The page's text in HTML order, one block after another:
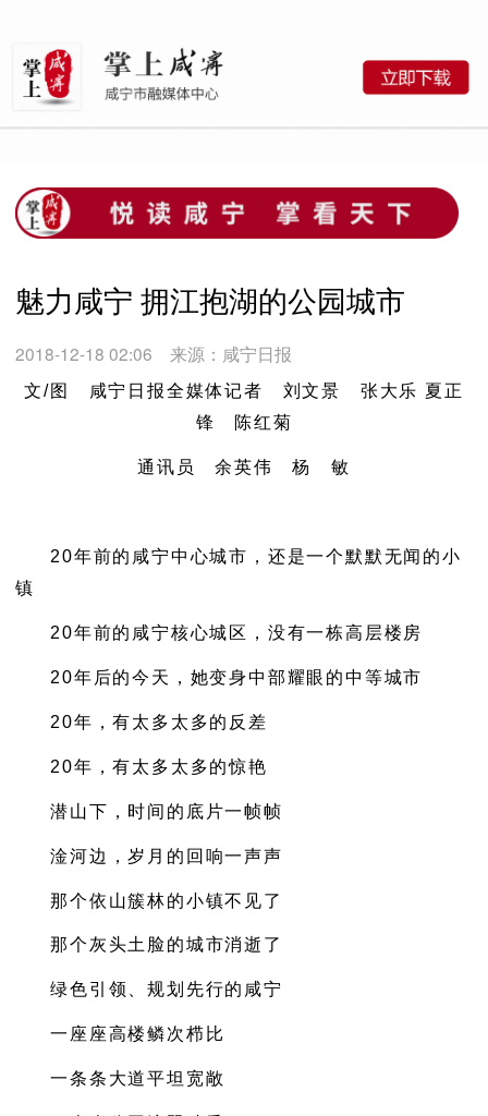
魅力咸宁 拥江抱湖的公园城市
2018-12-18 02:06 来源：咸宁日报
文/图 咸宁日报全媒体记者 刘文景 张大乐 夏正
锋 陈红菊
通讯员 余英伟 杨 敏
20年前的咸宁中心城市，还是一个默默无闻的小
镇
20年前的咸宁核心城区，没有一栋高层楼房
20年后的今天，她变身中部耀眼的中等城市
20年，有太多太多的反差
20年，有太多太多的惊艳
潜山下，时间的底片一帧帧
淦河边，岁月的回响一声声
那个依山簇林的小镇不见了
那个灰头土脸的城市消逝了
绿色引领、规划先行的咸宁
一座座高楼鳞次栉比
一条条大道平坦宽敞